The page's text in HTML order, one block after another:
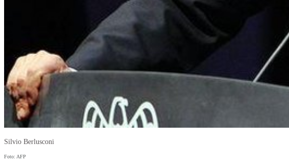
Silvio Berlusconi
Foto: AFP